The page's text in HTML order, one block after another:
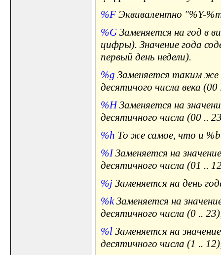
%F Эквивалентно "%Y-
%G Заменяется на год в
цифры). Значение года
первый день недели).
%g Заменяется таким же
десятичого числа века (00
%HЗаменяется на
десятичного числа (00 ..
%h То же самое, что и
%IЗаменяется на
десятичного числа (01 ..
%j Заменяется на день
%kЗаменяется на
десятичного числа (0 ..
%l Заменяется на
десятичного числа (1 ..